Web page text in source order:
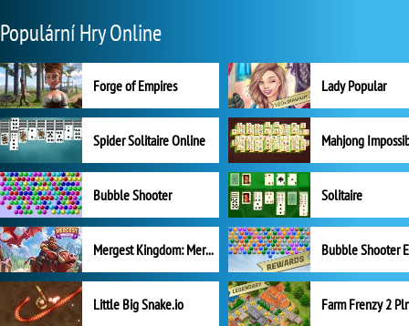
Populární Hry Online
Forge of Empires Lady Popular
Spider Solitaire Online Mahjong
Bubble Shooter Solitaire
Mergest Kingdom: Merge Puzzle
Little Big Snake.io